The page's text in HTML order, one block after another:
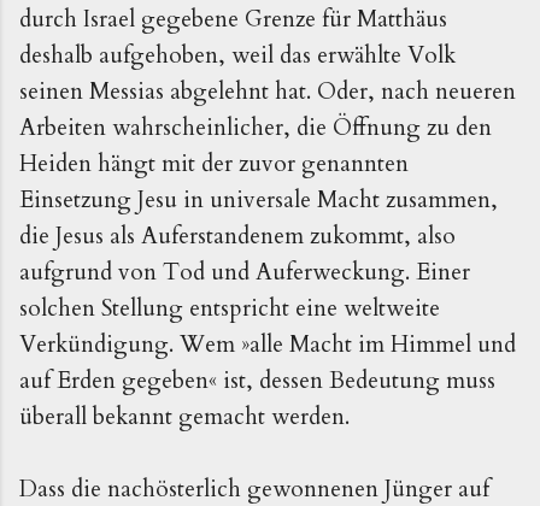
durch Israel gegebene Grenze für Matthäus
deshalb aufgehoben, weil das erwählte Volk
seinen Messias abgelehnt hat. Oder, nach neueren
Arbeiten wahrscheinlicher, die Öffnung zu den
Heiden hängt mit der zuvor genannten
Einsetzung Jesu in universale Macht zusammen,
die Jesus als Auferstandenem zukommt, also
aufgrund von Tod und Auferweckung. Einer
solchen Stellung entspricht eine weltweite
Verkündigung. Wem »alle Macht im Himmel und
auf Erden gegeben« ist, dessen Bedeutung muss
überall bekannt gemacht werden.
Dass die nachösterlich gewonnenen Jünger auf